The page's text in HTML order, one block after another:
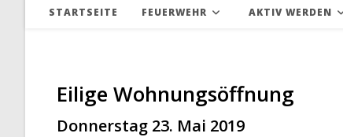
STARTSEITE FEUERWEHR AKTIV WERDEN
Eilige Wohnungsöffnung
Donnerstag 23. Mai 2019